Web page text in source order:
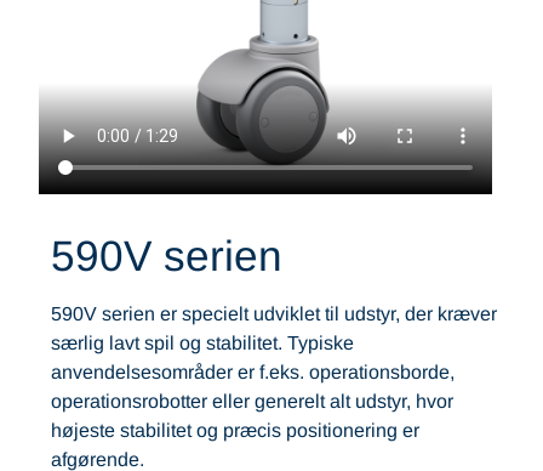
590V serien
590V serien er specielt udviklet til udstyr, der kræver
særlig lavt spil og stabilitet. Typiske
anvendelsesområder er f.eks. operationsborde,
operationsrobotter eller generelt alt udstyr, hvor
højeste stabilitet og præcis positionering er
afgørende.